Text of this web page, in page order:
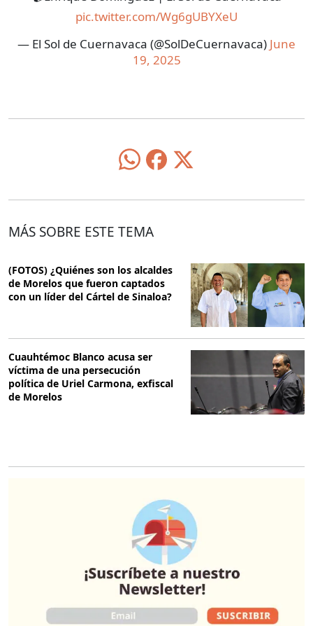
pic.twitter.com/Wg6gUBYXeU
— El Sol de Cuernavaca (@SolDeCuernavaca) June
19, 2025
MÁS SOBRE ESTE TEMA
(FOTOS) ¿Quiénes son los alcaldes
de Morelos que fueron captados
con un líder del Cártel de Sinaloa?
Cuauhtémoc Blanco acusa ser
víctima de una persecución
política de Uriel Carmona, exfiscal
de Morelos